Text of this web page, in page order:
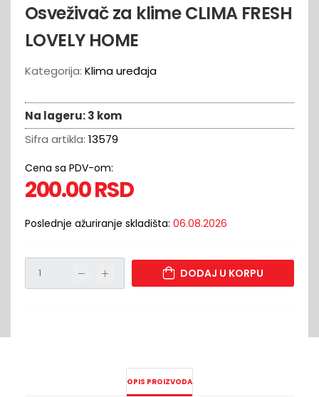
Osveživač za klime CLIMA FRESH
LOVELY HOME
Kategorija: Klima uređaja
Na lageru:3 kom
Sifra artikla: 13579
Cena sa PDV-om:
200.00RSD
Poslednje ažuriranje skladišta: 06.08.2026
DODAJ U KORPU
OPIS PROIZVODA